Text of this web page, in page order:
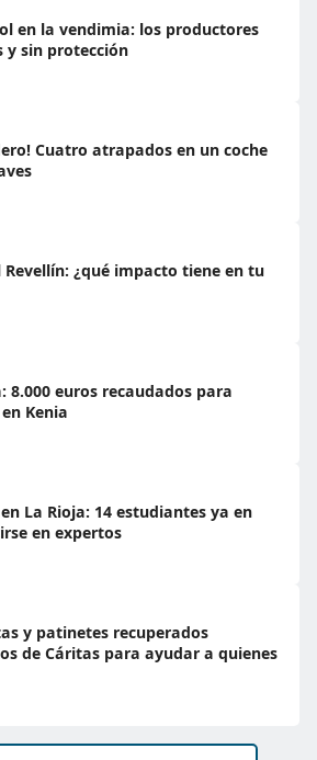
en la vendimia: los productores
y sin protección
Cuatro atrapados en un coche
Revellín: ¿qué impacto tiene en tu
8.000 euros recaudados para
Kenia
La Rioja: 14 estudiantes ya en
en expertos
y patinetes recuperados
de Cáritas para ayudar a quienes